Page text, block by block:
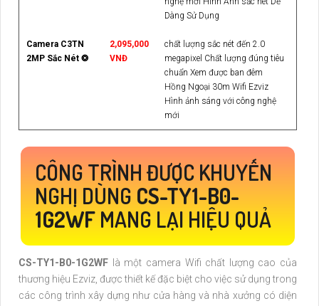
Dàng Sử Dụng
Camera C3TN
2MP Sắc Nét ❂
2,095,000
VNĐ
chất lượng sắc nét đến 2.0
megapixel Chất lượng đúng tiêu
chuẩn Xem được ban đêm
Hồng Ngoại 30m Wifi Ezviz
Hình ảnh sáng với công nghệ
mới
CÔNG TRÌNH ĐƯỢC KHUYẾN
NGHỊ DÙNG CS-TY1-B0-
1G2WF MANG LẠI HIỆU QUẢ
CS-TY1-B0-1G2WF
là một camera Wifi chất lượng cao của
thương hiệu Ezviz, được thiết kế đặc biệt cho việc sử dụng trong
các công trình xây dựng như cửa hàng và nhà xưởng có diện